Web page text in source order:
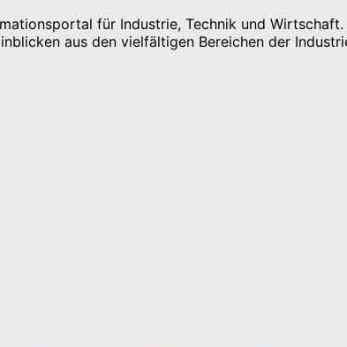
für Industrie, Technik und
aus den vielfältigen Bereichen der